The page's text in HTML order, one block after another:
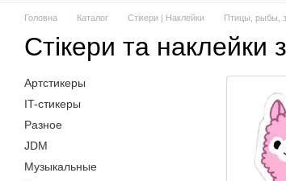
Головна Каталог Стікери | Наклейки Птицы, рыбы,
Стікери та наклейки
Артстикеры
IT-стикеры
Разное
JDM
Музыкальные